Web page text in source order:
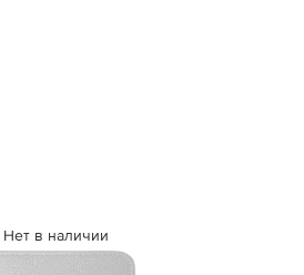
Нет в наличии